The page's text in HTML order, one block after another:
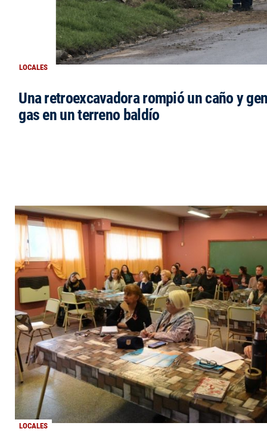
LOCALES
Una retroexcavadora rompió un caño y
gas en un terreno baldío
LOCALES